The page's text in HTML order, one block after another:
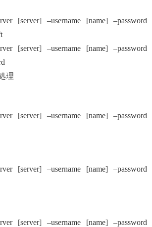
[server] –username [name] –password
[server] –username [name] –password
理
[server] –username [name] –password
[server] –username [name] –password
[server] –username [name] –password